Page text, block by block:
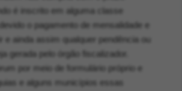
é inscrito em alguma classe
o pagamento de mensalidade e
e ainda assim qualquer pendência ou
gerada pelo órgão fiscalizador.
por meio de formulário próprio e
e alguns municípios essas